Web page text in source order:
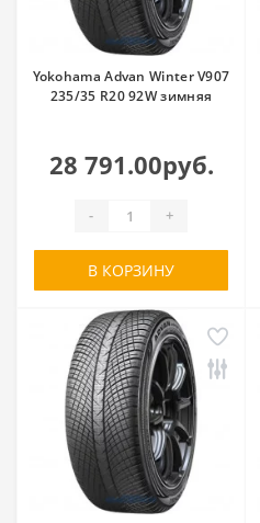
Yokohama Advan Winter V907
235/35 R20 92W зимняя
28 791.00руб.
- +
В КОРЗИНУ